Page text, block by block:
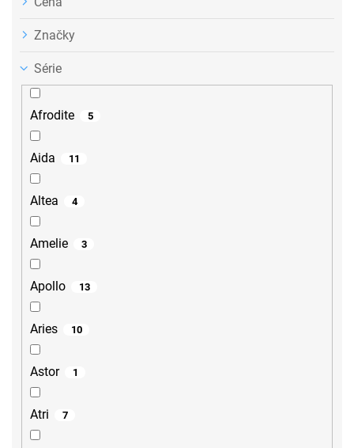
Značky
Série
Afrodite 5
Aida 11
Altea 4
Amelie 3
Apollo 13
Aries 10
Astor 1
Atri 7